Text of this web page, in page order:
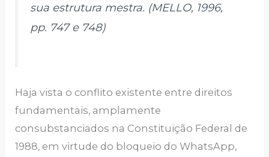
sua estrutura mestra. (MELLO, 1996,
pp. 747 e 748)
Haja vista o conflito existente entre direitos
fundamentais, amplamente
consubstanciados na Constituição Federal de
1988, em virtude do bloqueio do WhatsApp,